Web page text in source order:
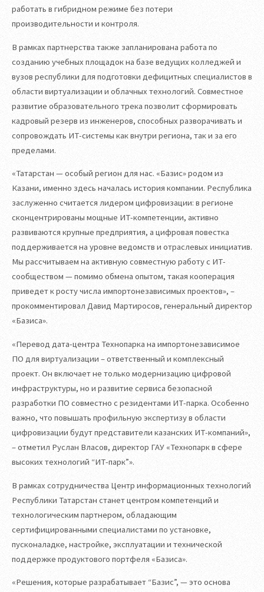
работать в гибридном режиме без потери
производительности и контроля.
В рамках партнерства также запланирована работа по
созданию учебных площадок на базе ведущих колледжей и
вузов республики для подготовки дефицитных специалистов в
области виртуализации и облачных технологий. Совместное
развитие образовательного трека позволит сформировать
кадровый резерв из инженеров, способных разворачивать и
сопровождать ИТ-системы как внутри региона, так и за его
пределами.
«Татарстан — особый регион для нас. «Базис» родом из
Казани, именно здесь началась история компании. Республика
заслуженно считается лидером цифровизации: в регионе
сконцентрированы мощные ИТ-компетенции, активно
развиваются крупные предприятия, а цифровая повестка
поддерживается на уровне ведомств и отраслевых инициатив.
Мы рассчитываем на активную совместную работу с ИТ-
сообществом — помимо обмена опытом, такая кооперация
приведет к росту числа импортонезависимых проектов», –
прокомментировал Давид Мартиросов, генеральный директор
«Базиса».
«Перевод дата-центра Технопарка на импортонезависимое
ПО для виртуализации – ответственный и комплексный
проект. Он включает не только модернизацию цифровой
инфраструктуры, но и развитие сервиса безопасной
разработки ПО совместно с резидентами ИТ-парка. Особенно
важно, что повышать профильную экспертизу в области
цифровизации будут представители казанских ИТ-компаний»,
– отметил Руслан Власов, директор ГАУ «Технопарк в сфере
высоких технологий “ИТ-парк”».
В рамках сотрудничества Центр информационных технологий
Республики Татарстан станет центром компетенций и
технологическим партнером, обладающим
сертифицированными специалистами по установке,
пусконаладке, настройке, эксплуатации и технической
поддержке продуктового портфеля «Базиса».
«Решения, которые разрабатывает “Базис”, — это основа